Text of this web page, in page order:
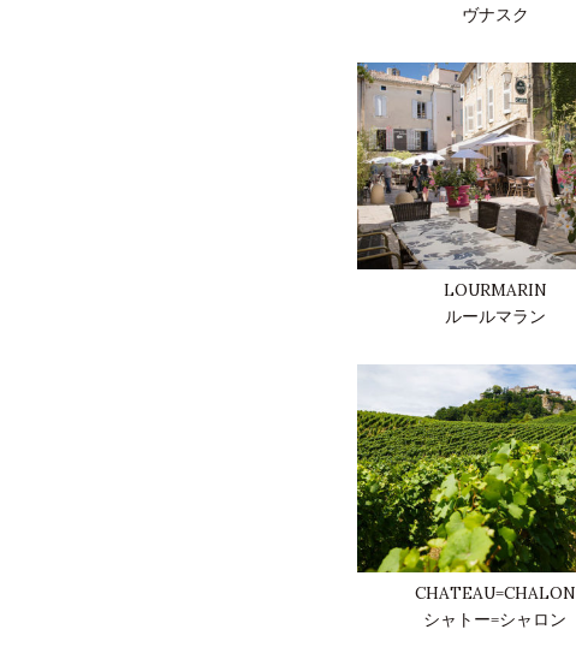
ヴナスク
LOURMARIN
ルールマラン
CHATEAU=CHALON
シャトー=シャロン